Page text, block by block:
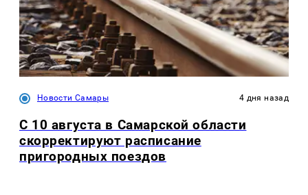
Новости Самары 4 дня назад
С 10 августа в Самарской области
скорректируют расписание
пригородных поездов